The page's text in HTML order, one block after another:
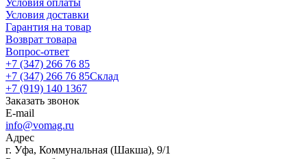
Условия доставки
Гарантия на товар
Возврат товара
Вопрос-ответ
+7 (347) 266 76 85
+7 (347) 266 76 85Склад
+7 (919) 140 1367
Заказать звонок
E-mail
info@vomag.ru
Адрес
г. Уфа, Коммунальная (Шакша), 9/1